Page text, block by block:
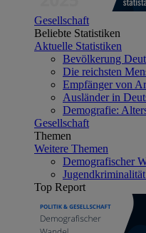
Gesellschaft
Beliebte Statistiken
Aktuelle Statistiken
Bevölkerung
Die reichsten
Empfänger von
Ausländer in
Demografie:
Gesellschaft
Themen
Weitere Themen
Demografischer
Top Report